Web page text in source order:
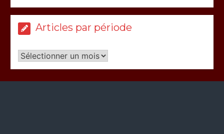
Articles par période
Articles
par
période